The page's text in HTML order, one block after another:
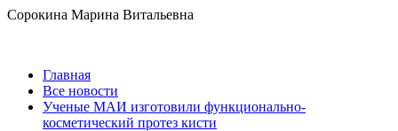
Сорокина Марина Витальевна
Главная
Все новости
Ученые МАИ изготовили функционально-
косметический протез кисти